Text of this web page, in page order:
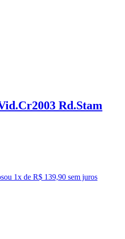
Rd.Stam
ou 1x de R$ 139,90 sem juros